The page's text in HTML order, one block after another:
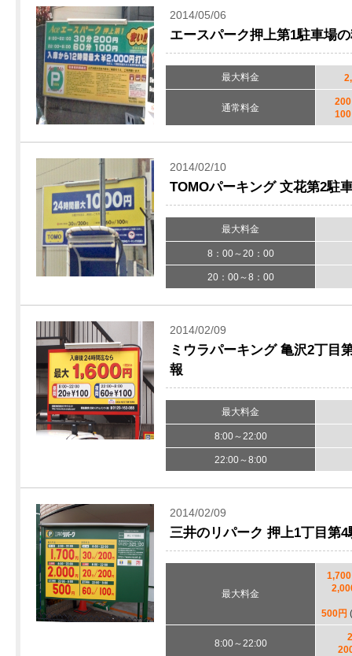
2014/05/06
エースパーク押上第1駐車場
最大料金
通常料金
2014/02/10
TOMOパーキング 文花第2駐
最大料金
8：00～20：00
20：00～8：00
2014/02/09
ミウラパーキング 亀沢2丁目
報
最大料金
8:00～22:00
22:00～8:00
2014/02/09
三井のリパーク 押上1丁目第
最大料金
500円
8:00～22:00